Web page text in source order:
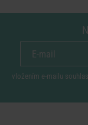
vložením e-mailu